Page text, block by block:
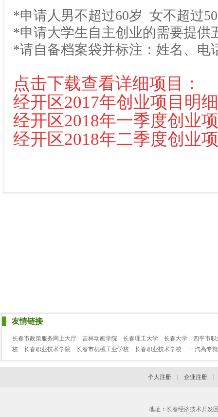
*申请人男不超过60岁 女不超过
*申请大学生自主创业的需要提供
*请自备档案袋并标注：姓名、电
点击下载查看详细项目：
经开区2017年创业项目明细
经开区2018年一季度创业
经开区2018年二季度创业
友情链接
长春市政策服务网上大厅 吉林动画学院 长春理工大学 长春大学
四平市
校
长春职业技术学院 长春市机械工业学校 长春职业技术学校 一汽高专
个人注册 企业注册
地址：长春经济技术开发